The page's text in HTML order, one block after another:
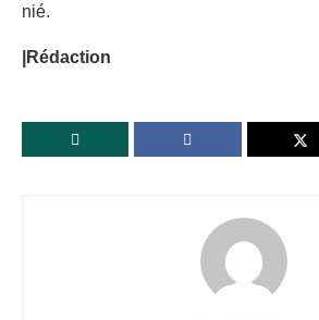
nié.
|Rédaction